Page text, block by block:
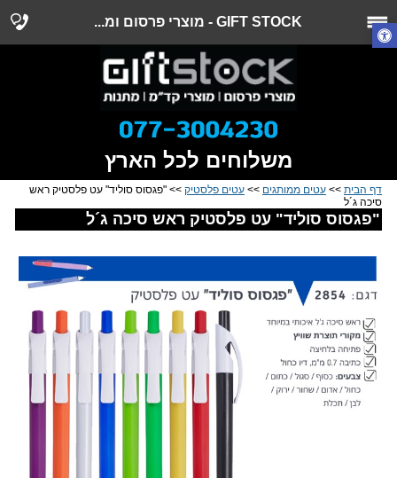
GIFT STOCK - מוצרי פרסום ומ...
משלוחים לכל הארץ
דף הבית >> עטים ממותגים >> עטים פלסטיק >> "פגסוס סוליד" עט פלסטיק ראש
סיכה ג´ל
"פגסוס סוליד" עט פלסטיק ראש סיכה ג´ל